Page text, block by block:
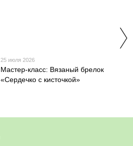
25 июля 2026
Мастер-класс: Вязаный брелок
«Сердечко с кисточкой»